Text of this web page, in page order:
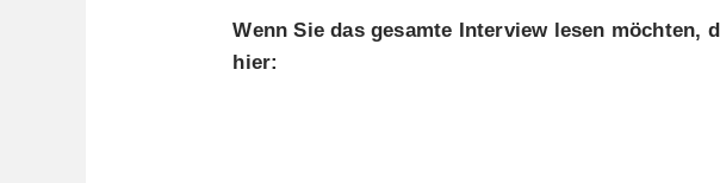
Wenn Sie das gesamte Interview lesen möchten,
hier: